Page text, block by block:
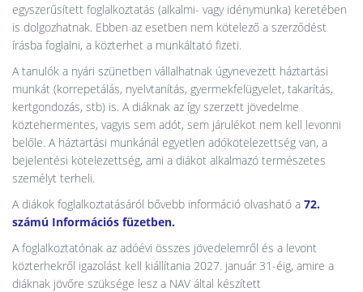
egyszerűsített foglalkoztatás (alkalmi- vagy idénymunka) keretében
is dolgozhatnak. Ebben az esetben nem kötelező a szerződést
írásba foglalni, a közterhet a munkáltató fizeti.
A tanulók a nyári szünetben vállalhatnak úgynevezett háztartási
munkát (korrepetálás, nyelvtanítás, gyermekfelügyelet, takarítás,
kertgondozás, stb) is. A diáknak az így szerzett jövedelme
köztehermentes, vagyis sem adót, sem járulékot nem kell levonni
belőle. A háztartási munkánál egyetlen adókötelezettség van, a
bejelentési kötelezettség, ami a diákot alkalmazó természetes
személyt terheli.
A diákok foglalkoztatásáról bővebb információ olvasható a 72.
számú Információs füzetben.
A foglalkoztatónak az adóévi összes jövedelemről és a levont
közterhekről igazolást kell kiállítania 2027. január 31-éig, amire a
diáknak jövőre szüksége lesz a NAV által készített